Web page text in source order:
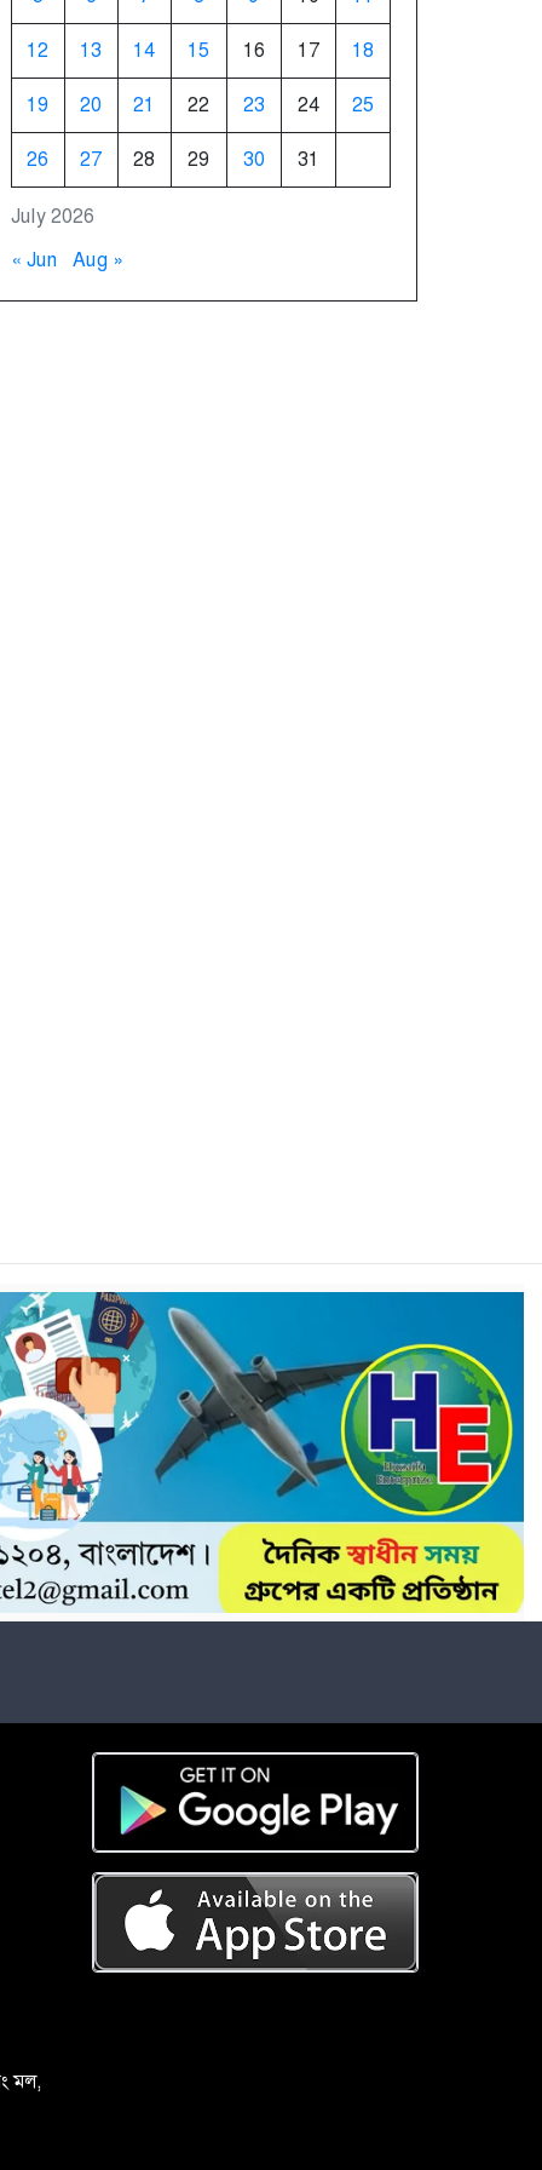
July 2026
12 13 14 15 16 17 18
19 20 21 22 23 24 25
26 27 28 29 30 31
« Jun Aug »
মল,